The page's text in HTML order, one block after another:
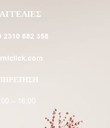
2310 682 358
– 16:00